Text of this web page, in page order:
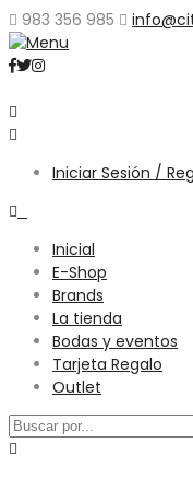
983 356 985
Iniciar Sesión /
Inicial
E-Shop
Brands
La tienda
Bodas y eventos
Tarjeta Regalo
Outlet